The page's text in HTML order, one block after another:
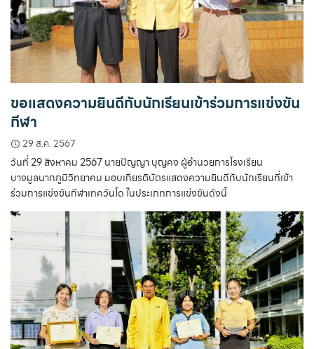
ขอแสดงความยินดีกับนักเรียนเข้าร่วมการแข่งขัน
กีฬา
29 ส.ค. 2567
วันที่ 29 สิงหาคม 2567 นายปัญญา บุญคง ผู้อำนวยการโรงเรียน
บางมูลนากภูมิวิทยาคม มอบเกียรติบัตรแสดงความยินดีกับนักเรียนที่เข้า
ร่วมการแข่งขันกีฬาเทควันโด ในประเภทการแข่งขันดังนี้